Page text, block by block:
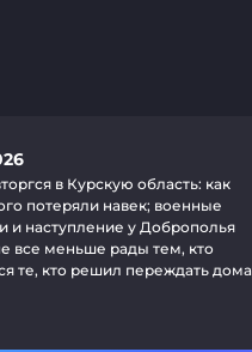
в Курскую область: как
потеряли навек; военные
и наступление у Доброполья
все меньше рады тем, кто
те, кто решил переждать